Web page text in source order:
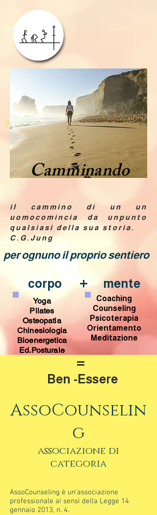
GDPR
Camminando
il cammino di un un
uomocomincia da unpunto
qualsiasi della sua storia.
C.G.Jung
per ognuno il proprio sentiero
corpo+mente
Yoga
Pilates
Osteopatia
Chinesiologia
Bioenergetica
Ed.Posturale
Coaching
Counseling
Psicoterapia
Orientamento
Meditazione
=
Ben -Essere
AssoCounselin
g
​associazione di
categoria
AssoCounseling è un'associazione
professionale ai sensi della Legge 14
gennaio 2013, n. 4.